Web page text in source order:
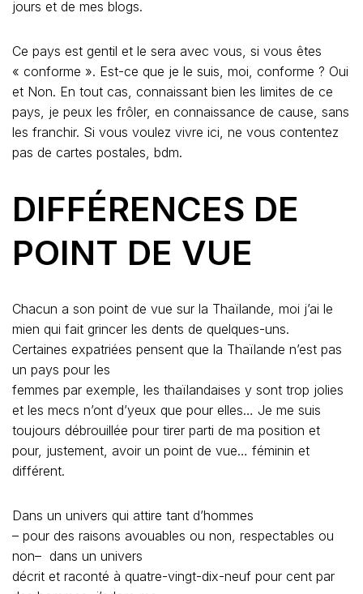
position de femme libre et indépendante dans ce pays.
mère, amante.. Et ce que j’entends ne correspond
pas forcément à ce que
racontent certains hommes.
Il y a quelques années je dînais, à Bangkok, dans un
endroit très chic – une maison traditionnelle thaïe, –
d’affaires français de Nouvelle Calédonie et de sa copine
thaïlandaise, d’un dandy, français et désabusé, qui
fortune de son père. – lui aussi avec une jolie thaïe – et
professionnelles de sa petite amie et son salaire
confortable.
La petite copine du dandy était sublimissime, mais lui s’en
moquait, plus intéressé par le vin français que nous
venions de commander que par les charmes de sa
compagne. Une compagne qui pouvait aussi bien être
« l’escorte »
disait rien. Moi, j’appréciais l’ambiance un peu décadente,
proche de mon
musicien qui se demandait, lui, ce qu’il faisait là, alors
qu’il n’avait qu’une